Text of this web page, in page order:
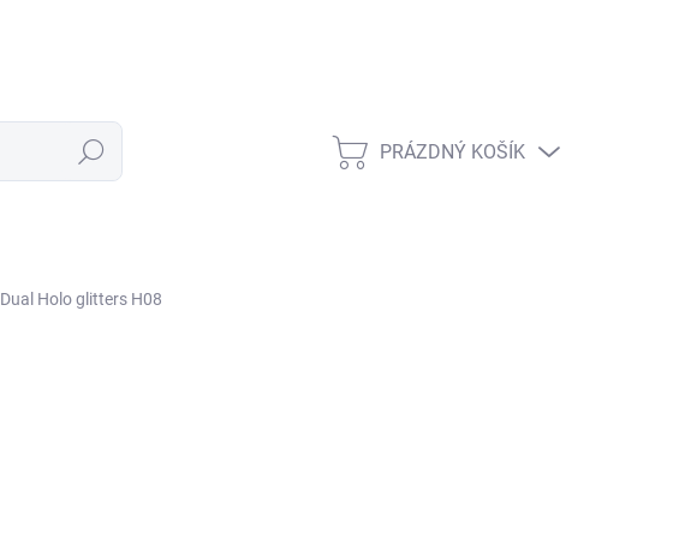
Hledat NÁKUPNÍ KOŠÍK
PRÁZDNÝ KOŠÍK
Dual Holo glitters H08